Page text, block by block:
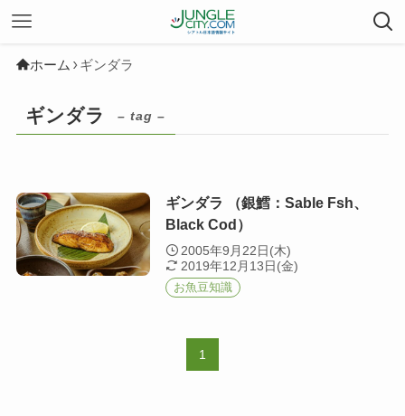
ホーム ギンダラ
ギンダラ – tag –
ギンダラ （銀鱈：Sable Fsh、
Black Cod）
2005年9月22日(木)
2019年12月13日(金)
お魚豆知識
1